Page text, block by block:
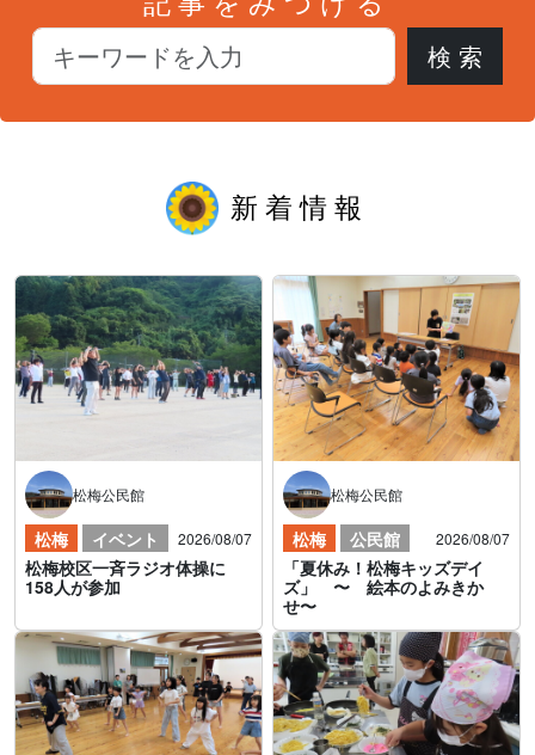
新着情報
松梅公民館
松梅 イベント 2026/08/07
松梅校区一斉ラジオ体操に
158人が参加
松梅公民館
松梅 公民館 2026/08/07
「夏休み！松梅キッズデイ
ズ」 〜 絵本のよみきか
せ〜